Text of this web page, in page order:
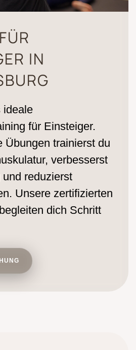
IN
ideale
für Einsteiger.
Übungen trainierst du
verbesserst
reduzierst
Unsere zertifizierten
dich Schritt